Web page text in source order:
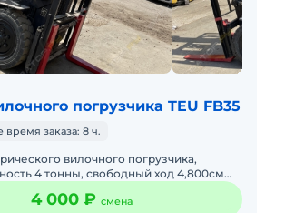
погрузчика TEU FB35
заказа: 8 ч.
вилочного погрузчика,
4 тонны, свободный ход 4,800см
С оператором. Долгосрочная аренда.
4 000 ₽ смена